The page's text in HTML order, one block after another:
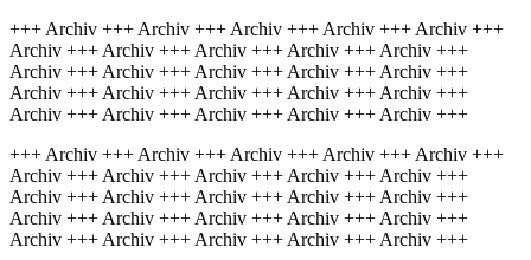
+++ Archiv +++ Archiv +++ Archiv +++ Archiv +++ Archiv +++
Archiv +++ Archiv +++ Archiv +++ Archiv +++ Archiv +++
Archiv +++ Archiv +++ Archiv +++ Archiv +++ Archiv +++
Archiv +++ Archiv +++ Archiv +++ Archiv +++ Archiv +++
Archiv +++ Archiv +++ Archiv +++ Archiv +++ Archiv +++
+++ Archiv +++ Archiv +++ Archiv +++ Archiv +++ Archiv +++
Archiv +++ Archiv +++ Archiv +++ Archiv +++ Archiv +++
Archiv +++ Archiv +++ Archiv +++ Archiv +++ Archiv +++
Archiv +++ Archiv +++ Archiv +++ Archiv +++ Archiv +++
Archiv +++ Archiv +++ Archiv +++ Archiv +++ Archiv +++